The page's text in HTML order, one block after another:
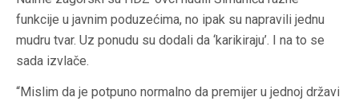
funkcije u javnim poduzećima, no ipak su napravili jednu
mudru tvar. Uz ponudu su dodali da ‘karikiraju’. I na to se
sada izvlače.
“Mislim da je potpuno normalno da premijer u jednoj državi